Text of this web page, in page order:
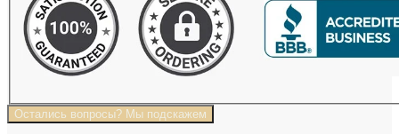
Остались вопросы? Мы подскажем